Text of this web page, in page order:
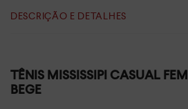
DESCRIÇÃO E DETALHES
TÊNIS MISSISSIPI CASUAL
BEGE